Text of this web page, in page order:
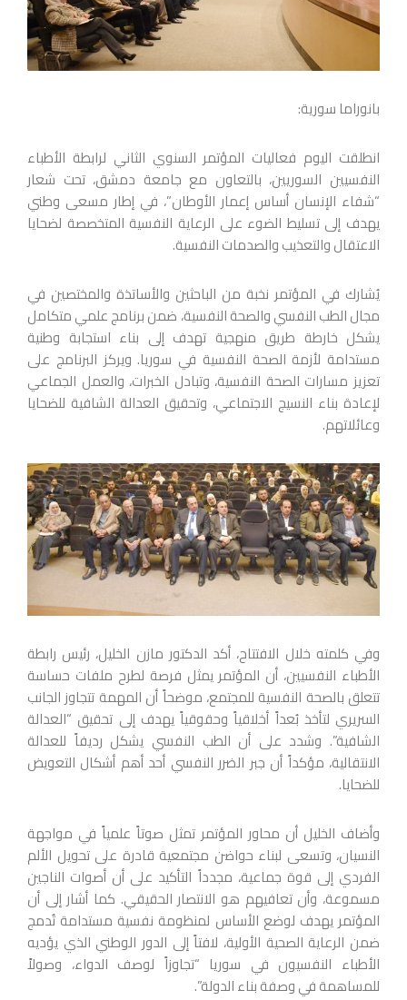
بانوراما سورية:
انطلقت اليوم فعاليات المؤتمر السنوي الثاني لرابطة الأطباء
النفسيين السوريين، بالتعاون مع جامعة دمشق، تحت شعار
“شفاء الإنسان أساس إعمار الأوطان”، في إطار مسعى وطني
يهدف إلى تسليط الضوء على الرعاية النفسية المتخصصة لضحايا
الاعتقال والتعذيب والصدمات النفسية.
يُشارك في المؤتمر نخبة من الباحثين والأساتذة والمختصين في
مجال الطب النفسي والصحة النفسية، ضمن برنامج علمي متكامل
يشكل خارطة طريق منهجية تهدف إلى بناء استجابة وطنية
مستدامة لأزمة الصحة النفسية في سوريا. ويركز البرنامج على
تعزيز مسارات الصحة النفسية، وتبادل الخبرات، والعمل الجماعي
لإعادة بناء النسيج الاجتماعي، وتحقيق العدالة الشافية للضحايا
وعائلاتهم.
وفي كلمته خلال الافتتاح، أكد الدكتور مازن الخليل، رئيس رابطة
الأطباء النفسيين، أن المؤتمر يمثل فرصة لطرح ملفات حساسة
تتعلق بالصحة النفسية للمجتمع، موضحاً أن المهمة تتجاوز الجانب
السريري لتأخذ بُعداً أخلاقياً وحقوقياً يهدف إلى تحقيق “العدالة
الشافية”. وشدد على أن الطب النفسي يشكل رديفاً للعدالة
الانتقالية، مؤكداً أن جبر الضرر النفسي أحد أهم أشكال التعويض
للضحايا.
وأضاف الخليل أن محاور المؤتمر تمثل صوتاً علمياً في مواجهة
النسيان، وتسعى لبناء حواضن مجتمعية قادرة على تحويل الألم
الفردي إلى قوة جماعية، مجدداً التأكيد على أن أصوات الناجين
مسموعة، وأن تعافيهم هو الانتصار الحقيقي. كما أشار إلى أن
المؤتمر يهدف لوضع الأساس لمنظومة نفسية مستدامة تُدمج
ضمن الرعاية الصحية الأولية، لافتاً إلى الدور الوطني الذي يؤديه
الأطباء النفسيون في سوريا “تجاوزاً لوصف الدواء، وصولاً
للمساهمة في وصفة بناء الدولة”.